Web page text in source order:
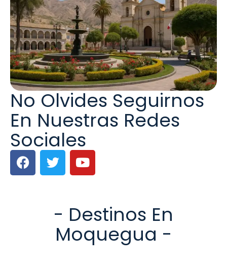
No Olvides Seguirnos
En Nuestras Redes
Sociales
- Destinos En
Moquegua -